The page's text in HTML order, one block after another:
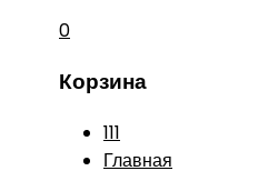
0
Корзина
111
Главная